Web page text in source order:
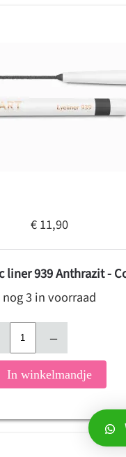
€ 11,90
liner 939 Anthrazit -
nog 3 in voorraad
–
In winkelmandje